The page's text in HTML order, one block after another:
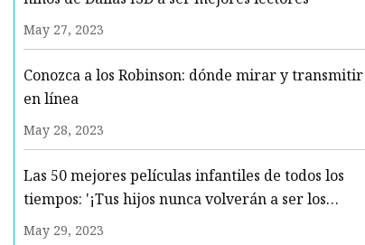
May 27, 2023
Conozca a los Robinson: dónde mirar y transmitir
en línea
May 28, 2023
Las 50 mejores películas infantiles de todos los
tiempos: '¡Tus hijos nunca volverán a ser los
mismos!'
May 29, 2023